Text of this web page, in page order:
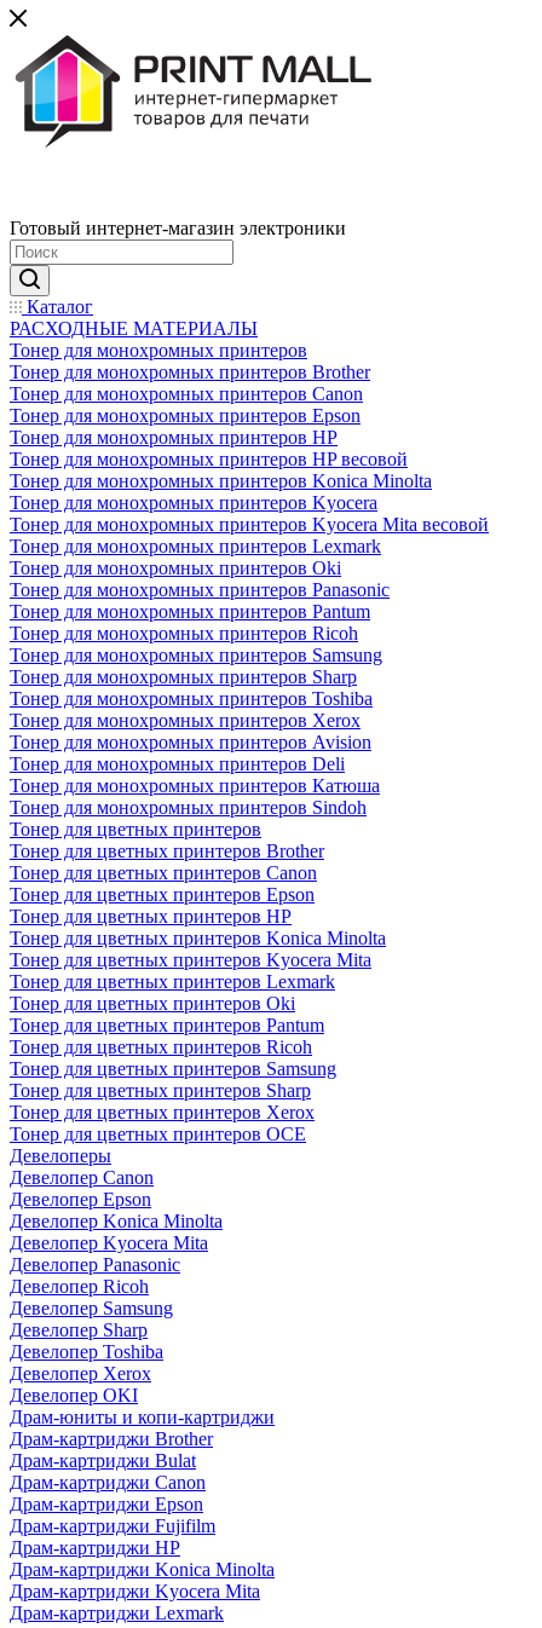
Готовый интернет-магазин электроники
Каталог
РАСХОДНЫЕ МАТЕРИАЛЫ
Тонер для монохромных принтеров
Тонер для монохромных принтеров Brother
Тонер для монохромных принтеров Canon
Тонер для монохромных принтеров Epson
Тонер для монохромных принтеров HP
Тонер для монохромных принтеров HP весовой
Тонер для монохромных принтеров Konica Minolta
Тонер для монохромных принтеров Kyocera
Тонер для монохромных принтеров Kyocera Mita весовой
Тонер для монохромных принтеров Lexmark
Тонер для монохромных принтеров Oki
Тонер для монохромных принтеров Panasonic
Тонер для монохромных принтеров Pantum
Тонер для монохромных принтеров Ricoh
Тонер для монохромных принтеров Samsung
Тонер для монохромных принтеров Sharp
Тонер для монохромных принтеров Toshiba
Тонер для монохромных принтеров Xerox
Тонер для монохромных принтеров Avision
Тонер для монохромных принтеров Deli
Тонер для монохромных принтеров Катюша
Тонер для монохромных принтеров Sindoh
Тонер для цветных принтеров
Тонер для цветных принтеров Brother
Тонер для цветных принтеров Canon
Тонер для цветных принтеров Epson
Тонер для цветных принтеров HP
Тонер для цветных принтеров Konica Minolta
Тонер для цветных принтеров Kyocera Mita
Тонер для цветных принтеров Lexmark
Тонер для цветных принтеров Oki
Тонер для цветных принтеров Pantum
Тонер для цветных принтеров Ricoh
Тонер для цветных принтеров Samsung
Тонер для цветных принтеров Sharp
Тонер для цветных принтеров Xerox
Тонер для цветных принтеров OCE
Девелоперы
Девелопер Canon
Девелопер Epson
Девелопер Konica Minolta
Девелопер Kyocera Mita
Девелопер Panasonic
Девелопер Ricoh
Девелопер Samsung
Девелопер Sharp
Девелопер Toshiba
Девелопер Xerox
Девелопер OKI
Драм-юниты и копи-картриджи
Драм-картриджи Brother
Драм-картриджи Bulat
Драм-картриджи Canon
Драм-картриджи Epson
Драм-картриджи Fujifilm
Драм-картриджи HP
Драм-картриджи Konica Minolta
Драм-картриджи Kyocera Mita
Драм-картриджи Lexmark